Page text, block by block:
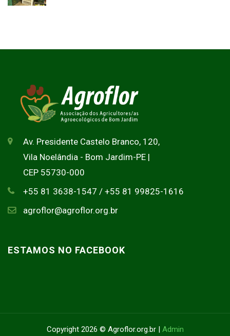
Av. Presidente Castelo Branco, 120,
Vila Noelândia - Bom Jardim-PE |
CEP 55730-000
+55 81 3638-1547 / +55 81 99825-1616
agroflor@agroflor.org.br
ESTAMOS NO FACEBOOK
Copyright 2026 © Agroflor.org.br | Admin